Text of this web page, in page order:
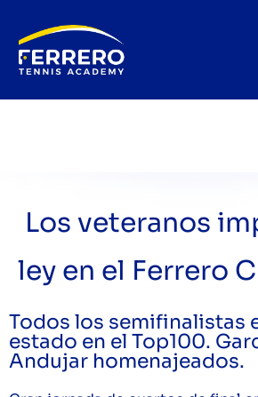
Los veteranos
ley en el Ferrero
Todos los semifinalistas
estado en el Top100.
Andujar homenajeados.